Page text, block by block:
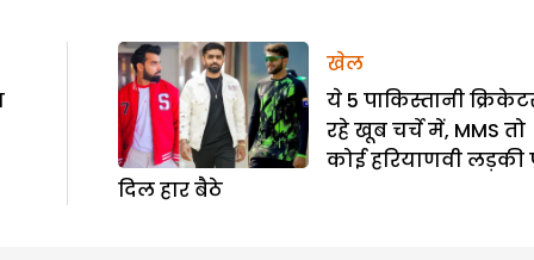
खेल
ये 5 पाकिस्तानी
रहे खूब चर्चे में, MMS तो
कोई हरियाणवी लड़की
दिल हार बैठे